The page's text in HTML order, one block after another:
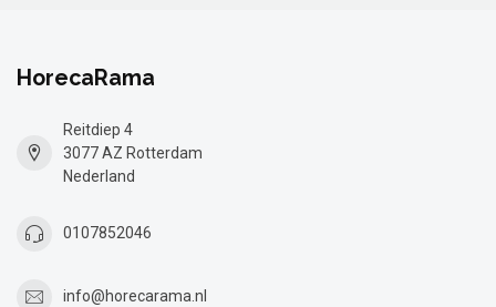
HorecaRama
Reitdiep 4
3077 AZ Rotterdam
Nederland
0107852046
info@horecarama.nl